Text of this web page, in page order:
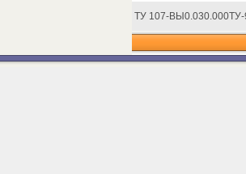
ТУ 107-ВЫ0.030.000ТУ-